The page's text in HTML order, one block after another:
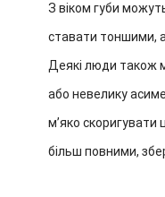
З віком губи
ставати тоншими,
Деякі люди також
або невелику
м’яко скоригувати
більш повними,